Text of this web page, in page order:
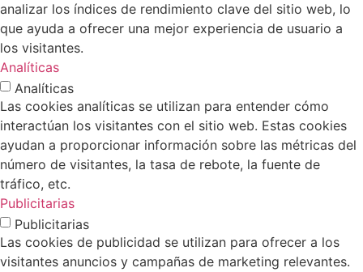
analizar los índices de rendimiento clave del sitio web, lo
que ayuda a ofrecer una mejor experiencia de usuario a
los visitantes.
Analíticas
Analíticas
Las cookies analíticas se utilizan para entender cómo
interactúan los visitantes con el sitio web. Estas cookies
ayudan a proporcionar información sobre las métricas del
número de visitantes, la tasa de rebote, la fuente de
tráfico, etc.
Publicitarias
Publicitarias
Las cookies de publicidad se utilizan para ofrecer a los
visitantes anuncios y campañas de marketing relevantes.